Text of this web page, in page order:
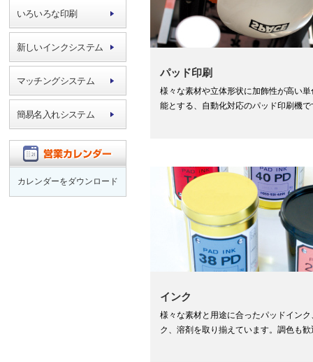
いろいろな印刷
新しいインクシステム
マッチングシステム
簡易名入れシステム
カレンダーをダウンロード
パッド印刷
様々な素材や立体形状に加飾性が高い
能とする、自動化対応のパッド印刷機で
インク
様々な素材と用途に合ったパッドイン
ク、溶剤を取り揃えています。調色も歓